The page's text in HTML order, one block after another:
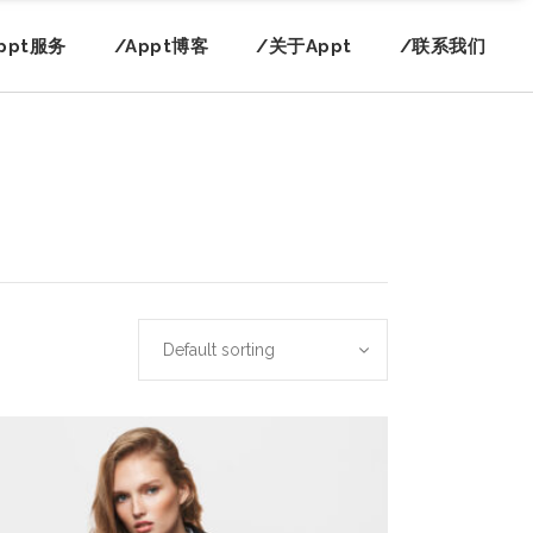
服务 /Appt博客 /关于Appt /联系我们
Default sorting